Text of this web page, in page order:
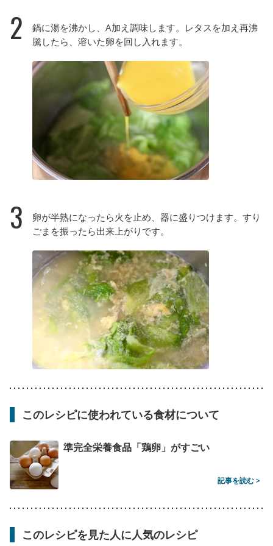
2
鍋に湯を沸かし、A加え調味します。レタスを加え再沸
騰したら、溶いた卵を回し入れます。
3
卵が半熟になったら火を止め、器に盛りつけます。すり
ごまを振ったら出来上がりです。
このレシピに使われている食材について
準完全栄養食品「鶏卵」がすごい
記事を読む >
このレシピを見た人に人気のレシピ